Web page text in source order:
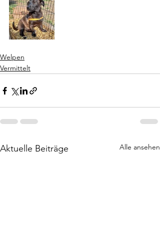
Welpen
Vermittelt
Aktuelle Beiträge Alle ansehen